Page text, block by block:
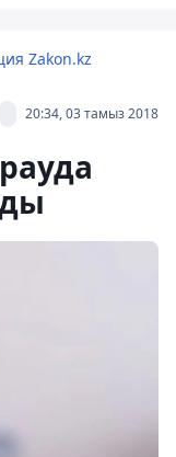
Zakon.kz
20:34, 03 тамыз 2018